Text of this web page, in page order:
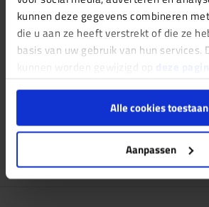
kunnen deze gegevens combineren
die u aan ze heeft verstrekt of die ze
basis van uw gebruik van hun services.
kunnen worden gewijzigd op
deze pagina
Alle cookies toestaan
Aanpassen
Bekijk portfolio